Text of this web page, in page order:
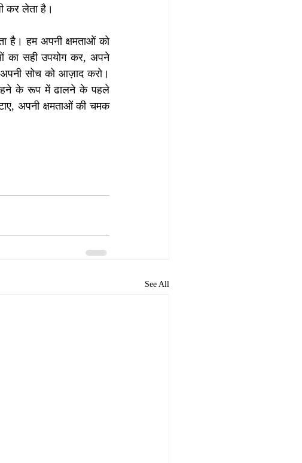
कर लेता है।
है। हम अपनी क्षमताओं को
का सही उपयोग कर, अपने
सोच को आज़ाद करो।
गहने के रूप में ढालने के पहले
अपनी क्षमताओं की चमक
See All